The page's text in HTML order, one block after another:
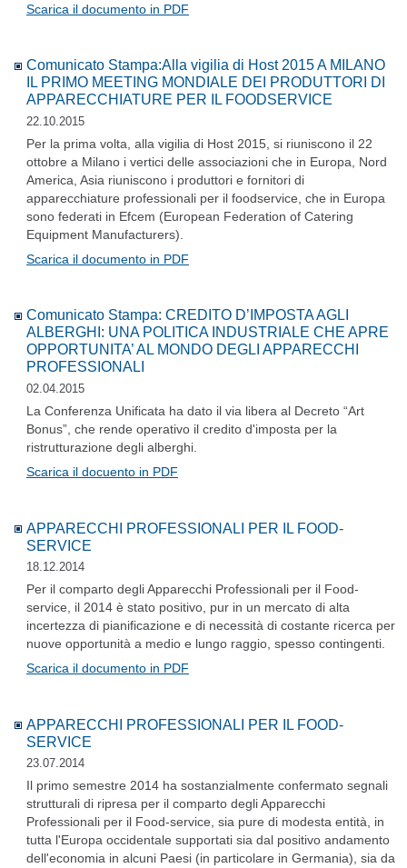
Scarica il documento in PDF
Comunicato Stampa:Alla vigilia di Host 2015 A MILANO
IL PRIMO MEETING MONDIALE DEI PRODUTTORI DI
APPARECCHIATURE PER IL FOODSERVICE
22.10.2015
Per la prima volta, alla vigilia di Host 2015, si riuniscono il 22
ottobre a Milano i vertici delle associazioni che in Europa, Nord
America, Asia riuniscono i produttori e fornitori di
apparecchiature professionali per il foodservice, che in Europa
sono federati in Efcem (European Federation of Catering
Equipment Manufacturers).
Scarica il documento in PDF
Comunicato Stampa: CREDITO D’IMPOSTA AGLI
ALBERGHI: UNA POLITICA INDUSTRIALE CHE APRE
OPPORTUNITA’ AL MONDO DEGLI APPARECCHI
PROFESSIONALI
02.04.2015
La Conferenza Unificata ha dato il via libera al Decreto “Art
Bonus”, che rende operativo il credito d'imposta per la
ristrutturazione degli alberghi.
Scarica il docuento in PDF
APPARECCHI PROFESSIONALI PER IL FOOD-
SERVICE
18.12.2014
Per il comparto degli Apparecchi Professionali per il Food-
service, il 2014 è stato positivo, pur in un mercato di alta
incertezza di pianificazione e di necessità di costante ricerca per
nuove opportunità a medio e lungo raggio, spesso contingenti.
Scarica il documento in PDF
APPARECCHI PROFESSIONALI PER IL FOOD-
SERVICE
23.07.2014
Il primo semestre 2014 ha sostanzialmente confermato segnali
strutturali di ripresa per il comparto degli Apparecchi
Professionali per il Food-service, sia pure di modesta entità, in
tutta l'Europa occidentale supportati sia dal positivo andamento
dell'economia in alcuni Paesi (in particolare in Germania), sia da